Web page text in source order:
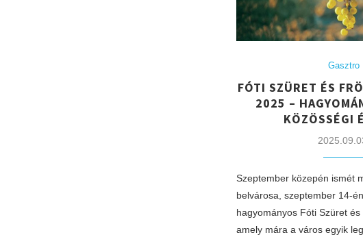
Gasztro
FÓTI SZÜRET ÉS
2025 –
KÖZÖSSÉGI
Szeptember közepén ismét
belvárosa, szeptember 14-
hagyományos Fóti Szüret és
amely mára a város egyik